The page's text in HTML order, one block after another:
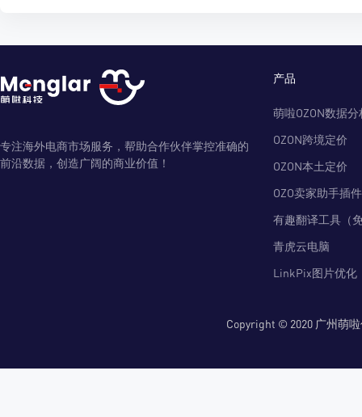
专注海外电商市场服务，帮助合作伙伴掌控准确的
前沿数据，创造广阔的商业价值！
产品
萌啦OZON数据分
OZON跨境定价
OZON本土定价
OZO卖家助手插件
有趣翻译工具（
青虎云电脑
LinkPix图片优化
Copyright © 2020 广州萌